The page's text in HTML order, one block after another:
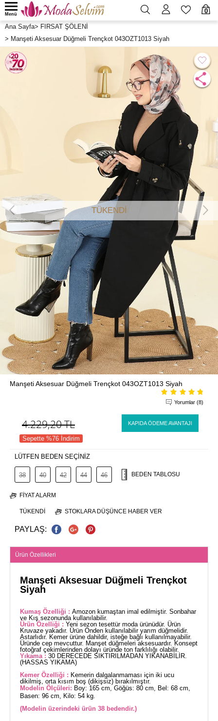
0
Menü
Ana Sayfa> FIRSAT ŞÖLENİ
> Manşeti Aksesuar Düğmeli Trençkot 043OZT1013 Siyah
TÜKENDİ
Manşeti Aksesuar Düğmeli Trençkot 043OZT1013 Siyah
Yorumlar (8)
4.229,20TL KAPIDA ÖDEME AVANTAJI
Sepette %76 İndirim
LÜTFEN BEDEN SEÇİNİZ
38 40 42 44 46 BEDEN TABLOSU
FIYAT ALARM
TÜKENDI STOKLARA DÜŞÜNCE HABER VER
PAYLAŞ:
Ürün Özellikleri
Manşeti Aksesuar Düğmeli Trençkot
Siyah
Kumaş Özelliği : Amozon kumaştan imal edilmiştir. Sonbahar
ve Kış sezonunda kullanılabilir.
Ürün Özelliği : Yeni sezon tesettür moda ürünüdür. Ürün
Kruvaze yakadır. Ürün Önden kullanılabilir yarım düğmelidir.
Astarlıdır. Kemer ürüne dahildir, isteğe bağlı kullanılmayabilir.
Üründe cep mevcuttur. Manşet düğmeleri aksesuardır. Konsept
fotoğraf çekimlerinden dolayı üründe ton farklılığı olabilir.
Yıkama : 30 DERECEDE SIKTIRILMADAN YIKANABİLİR.
(HASSAS YIKAMA)
Kemer Özelliği : Kemerin dalgalanmaması için iki ucu
dikilmiş, orta kısım boş (dikişsiz) bırakılmıştır.
Modelin Ölçüleri: Boy: 165 cm, Göğüs: 80 cm, Bel: 68 cm,
Basen: 96 cm, Kilo: 54 kg.
(Modelin üzerindeki ürün 38 bedendir.)